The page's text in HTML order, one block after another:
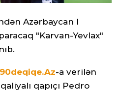
Azərbaycan I
"Karvan-Yevlax"
90deqiqe.Az-a verilən
qapıçı Pedro